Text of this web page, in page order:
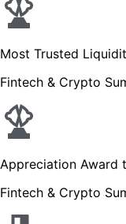
Most Trusted
Fintech & Crypto
Appreciation Award
Fintech & Crypto